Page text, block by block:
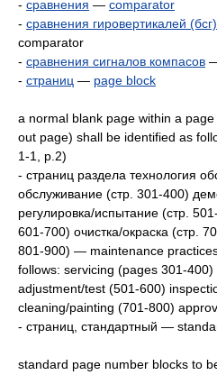
- сравнения — comparator
- сравнения гировертикалей (бсг)
comparator
- сравнения сигналов компасов
- страниц — page block
а normal blank page within a
out page) shall be identified as
1-1, p.2)
- страниц раздела технология
обслуживание (стр. 301-400)
регулировка/испытание (стр.
601-700) очистка/окраска (стр.
801-900) — maintenance
follows: servicing (pages 301-
adjustment/test (501-600)
cleaning/painting (701-800)
- страниц, стандартный —
standard page number blocks to